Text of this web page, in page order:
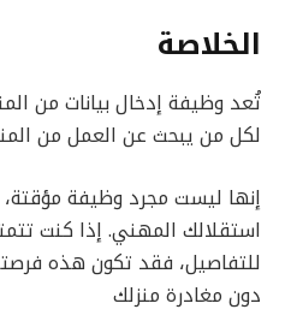
الخلاصة
لكل من يبحث عن العمل من
إنها ليست مجرد وظيفة مؤقتة،
استقلالك المهني. إذا كنت تتمتع
للتفاصيل، فقد تكون هذه
دون مغادرة منزلك